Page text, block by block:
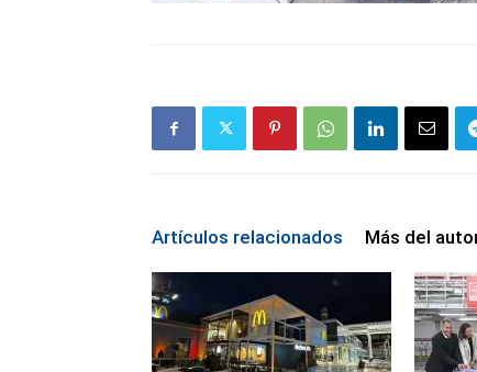
Artículos relacionados Más del